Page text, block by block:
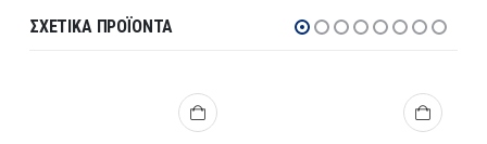
ΣΧΕΤΙΚΆ ΠΡΟΪΌΝΤΑ